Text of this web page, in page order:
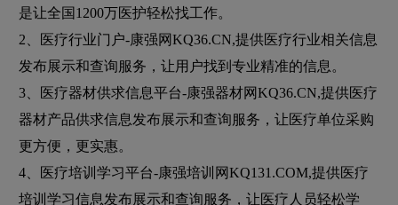
是让全国1200万医护轻松找工作。
2、医疗行业门户-康强网KQ36.CN,提供医疗行业相关信息
发布展示和查询服务，让用户找到专业精准的信息。
3、医疗器材供求信息平台-康强器材网KQ36.CN,提供医疗
器材产品供求信息发布展示和查询服务，让医疗单位采购
更方便，更实惠。
4、医疗培训学习平台-康强培训网KQ131.COM,提供医疗
培训学习信息发布展示和查询服务，让医疗人员轻松学